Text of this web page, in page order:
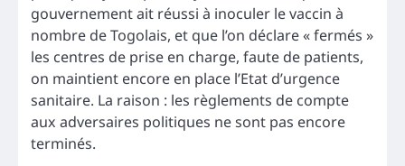
gouvernement ait réussi à inoculer le vaccin à
nombre de Togolais, et que l’on déclare « fermés »
les centres de prise en charge, faute de patients,
on maintient encore en place l’Etat d’urgence
sanitaire. La raison : les règlements de compte
aux adversaires politiques ne sont pas encore
terminés.